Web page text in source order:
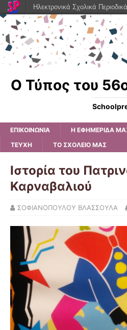
Ο Τύπος του
ΕΠΙΚΟΙΝΩΝΙΑ Η ΕΦΗΜΕΡΊΔΑ
ΤΕΥΧΗ
ΤΟ ΣΧΟΛΕΙΟ ΜΑΣ
Ιστορία του
Καρναβαλιού
ΣΟΦΙΑΝΟΠΟΥΛΟΥ ΒΛΑΣΣΟΥΛΑ
Ηλεκτρονικά Σχολικά